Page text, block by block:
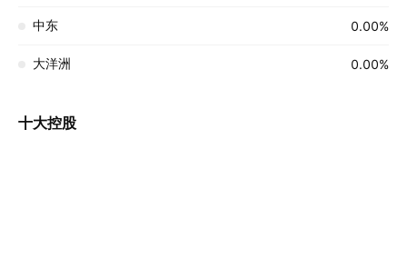
中东 0.00%
大洋洲 0.00%
十大控股